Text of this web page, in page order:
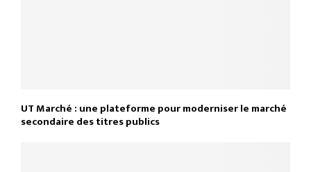
UT Marché : une plateforme pour moderniser le marché
secondaire des titres publics